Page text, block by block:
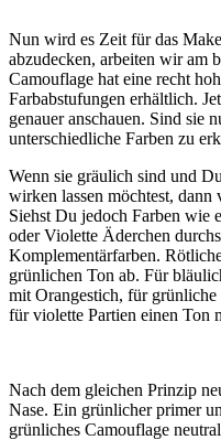
Nun wird es Zeit für das
abzudecken, arbeiten wir am
Camouflage hat eine recht
Farbabstufungen erhältlich.
genauer anschauen. Sind sie
unterschiedliche Farben zu
Wenn sie gräulich sind und
wirken lassen möchtest,
Siehst Du jedoch Farben wie
oder Violette Äderchen
Komplementärfarben.
grünlichen Ton ab. Für
mit Orangestich, für
für violette Partien einen Ton
Nach dem gleichen Prinzip
Nase. Ein grünlicher primer
grünliches Camouflage